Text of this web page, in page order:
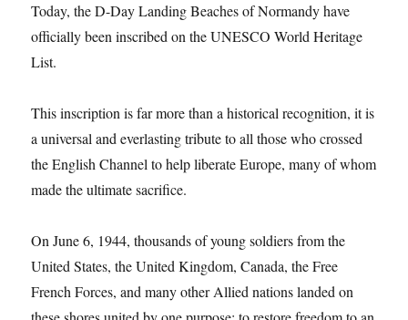
Today, the D-Day Landing Beaches of Normandy have
officially been inscribed on the UNESCO World Heritage
List.
This inscription is far more than a historical recognition, it is
a universal and everlasting tribute to all those who crossed
the English Channel to help liberate Europe, many of whom
made the ultimate sacrifice.
On June 6, 1944, thousands of young soldiers from the
United States, the United Kingdom, Canada, the Free
French Forces, and many other Allied nations landed on